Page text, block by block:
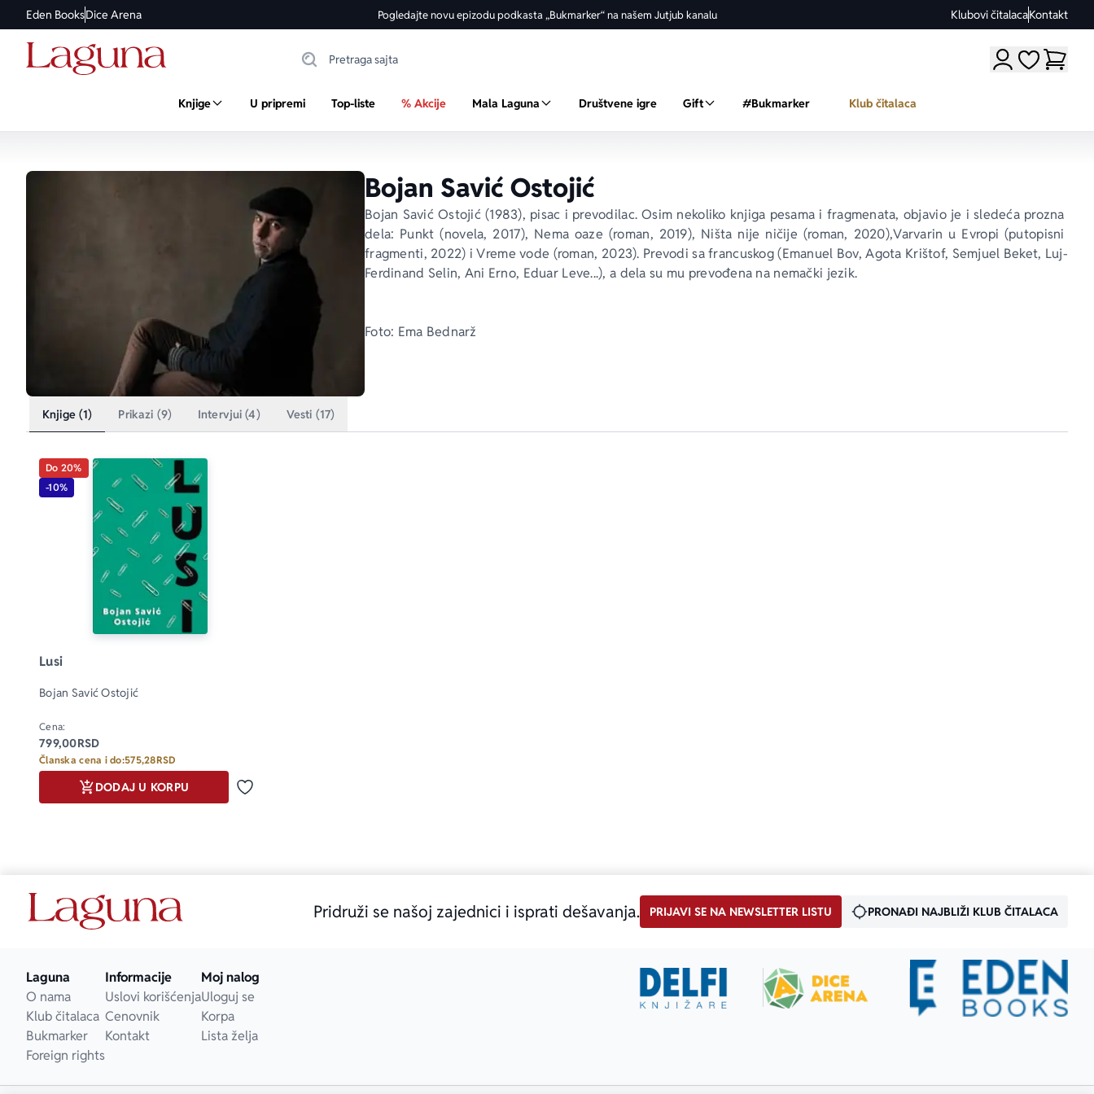
Eden BooksDice Arena Pogledajte novu epizodu podkasta „Bukmarker“ na našem Jutjub kanalu Klubovi čitalacaKontakt
Moji omiljeni
Knjige U pripremi Top-liste % Akcije Mala Laguna Društvene igre Gift #Bukmarker Klub čitalaca
Bojan Savić Ostojić
Bojan Savić Ostojić (1983), pisac i prevodilac. Osim nekoliko knjiga pesama i fragmenata, objavio je i sledeća prozna
dela: Punkt (novela, 2017), Nema oaze (roman, 2019), Ništa nije ničije (roman, 2020),Varvarin u Evropi (putopisni
fragmenti, 2022) i Vreme vode (roman, 2023). Prevodi sa francuskog (Emanuel Bov, Agota Krištof, Semjuel Beket, Luj-
Ferdinand Selin, Ani Erno, Eduar Leve...), a dela su mu prevođena na nemački jezik.
Foto: Ema Bednarž
Knjige (1) Prikazi (9) Intervjui (4) Vesti (17)
Do 20%
-10%
Lusi
Bojan Savić Ostojić
Cena:
799,00RSD
Članska cena i do:575,28RSD
Dodaj u omiljene
DODAJ U KORPU
Pridruži se našoj zajednici i isprati dešavanja. PRIJAVI SE NA NEWSLETTER LISTU PRONAĐI NAJBLIŽI KLUB ČITALACA
Laguna
O nama
Klub čitalaca
Bukmarker
Foreign rights
Informacije
Uslovi korišćenja
Cenovnik
Kontakt
Moj nalog
Uloguj se
Korpa
Lista želja